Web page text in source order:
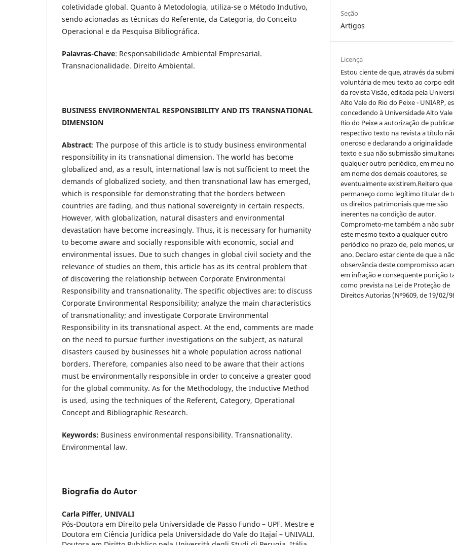
coletividade global. Quanto à Metodologia, utiliza-se o Método Indutivo,
sendo acionadas as técnicas do Referente, da Categoria, do Conceito
Operacional e da Pesquisa Bibliográfica.
Palavras-Chave: Responsabilidade Ambiental Empresarial.
Transnacionalidade. Direito Ambiental.
BUSINESS ENVIRONMENTAL RESPONSIBILITY AND ITS TRANSNATIONAL
DIMENSION
Abstract: The purpose of this article is to study business environmental
responsibility in its transnational dimension. The world has become
globalized and, as a result, international law is not sufficient to meet the
demands of globalized society, and then transnational law has emerged,
which is responsible for demonstrating that the borders between
countries are fading, and thus national sovereignty in certain respects.
However, with globalization, natural disasters and environmental
devastation have become increasingly. Thus, it is necessary for humanity
to become aware and socially responsible with economic, social and
environmental issues. Due to such changes in global civil society and the
relevance of studies on them, this article has as its central problem that
of discovering the relationship between Corporate Environmental
Responsibility and transnationality. The specific objectives are: to discuss
Corporate Environmental Responsibility; analyze the main characteristics
of transnationality; and investigate Corporate Environmental
Responsibility in its transnational aspect. At the end, comments are made
on the need to pursue further investigations on the subject, as natural
disasters caused by businesses hit a whole population across national
borders. Therefore, companies also need to be aware that their actions
must be environmentally responsible in order to conceive a greater good
for the global community. As for the Methodology, the Inductive Method
is used, using the techniques of the Referent, Category, Operational
Concept and Bibliographic Research.
Keywords: Business environmental responsibility. Transnationality.
Environmental law.
Biografia do Autor
Carla Piffer, UNIVALI
Pós-Doutora em Direito pela Universidade de Passo Fundo – UPF. Mestre e
Doutora em Ciência Jurídica pela Universidade do Vale do Itajaí – UNIVALI.
Seção
Artigos
Licença
Estou ciente de que, através da
voluntária de meu texto ao corpo
da revista Visão, editada pela
Alto Vale do Rio do Peixe - UNIARP,
concedendo à Universidade Alto
Rio do Peixe a autorização de
respectivo texto na revista a título
oneroso e declarando a
texto e sua não submissão
qualquer outro periódico, em meu
em nome dos demais coautores, se
eventualmente existirem.Reitero que
permaneço como legítimo titular de
os direitos patrimoniais que me são
inerentes na condição de autor.
Comprometo-me também a não
este mesmo texto a qualquer outro
periódico no prazo de, pelo menos,
ano. Declaro estar ciente de que a
observância deste compromisso
em infração e conseqüente punição
como prevista na Lei de Proteção de
Direitos Autorias (Nº9609, de 19/02/